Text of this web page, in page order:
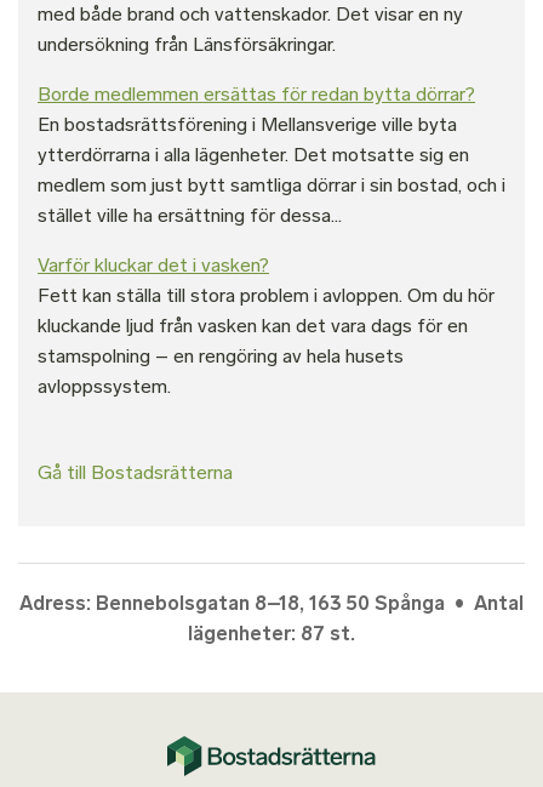
med både brand och vattenskador. Det visar en ny
undersökning från Länsförsäkringar.
Borde medlemmen ersättas för redan bytta dörrar?
En bostadsrättsförening i Mellansverige ville byta
ytterdörrarna i alla lägenheter. Det motsatte sig en
medlem som just bytt samtliga dörrar i sin bostad, och i
stället ville ha ersättning för dessa...
Varför kluckar det i vasken?
Fett kan ställa till stora problem i avloppen. Om du hör
kluckande ljud från vasken kan det vara dags för en
stamspolning – en rengöring av hela husets
avloppssystem.
Gå till Bostadsrätterna
Adress: Bennebolsgatan 8–18, 163 50 Spånga • Antal
lägenheter: 87 st.